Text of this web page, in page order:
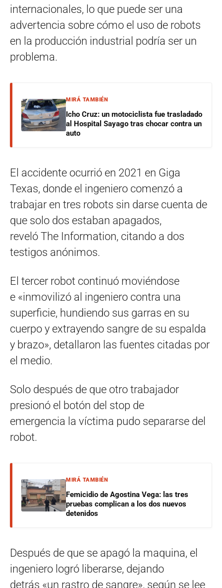
internacionales, lo que puede ser una
advertencia sobre cómo el uso de robots
en la producción industrial podría ser un
problema.
MIRÁ TAMBIÉN
Icho Cruz: un motociclista fue trasladado
al Hospital Sayago tras chocar contra un
auto
El accidente ocurrió en 2021 en Giga
Texas, donde el ingeniero comenzó a
trabajar en tres robots sin darse cuenta de
que solo dos estaban apagados,
reveló The Information, citando a dos
testigos anónimos.
El tercer robot continuó moviéndose
e «inmovilizó al ingeniero contra una
superficie, hundiendo sus garras en su
cuerpo y extrayendo sangre de su espalda
y brazo», detallaron las fuentes citadas por
el medio.
Solo después de que otro trabajador
presionó el botón del stop de
emergencia la víctima pudo separarse del
robot.
MIRÁ TAMBIÉN
Femicidio de Agostina Vega: las tres
pruebas complican a los dos nuevos
detenidos
Después de que se apagó la maquina, el
ingeniero logró liberarse, dejando
detrás «un rastro de sangre», según se lee